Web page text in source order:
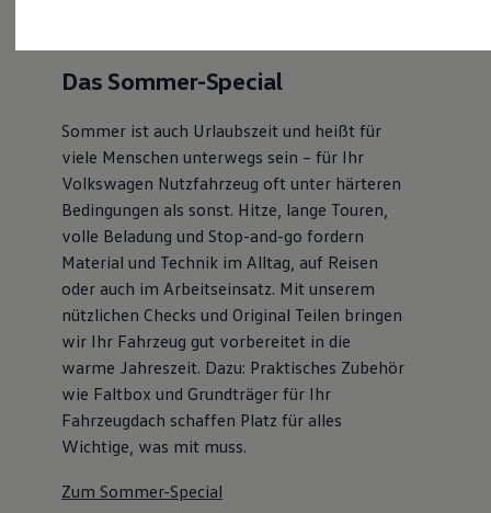
Kostensimulator
Mehr zum ID. Buzz
California Welt
California Club
California Magazin & Ratgeber
Vanlife
Ratgeber
Routen & Reisen
California Reisen & Erlebnisse
California App
California Lifestyle & Zubehör
Übernachten im California
Marke
Unternehmen
Karriere
Karriere im Unternehmen
Karriere im Autohaus
Nachhaltigkeit
Kunden
Gesellschaft
Natur
Events
Das Sommer-Special
Sommer ist auch Urlaubszeit und heißt für
viele Menschen unterwegs sein – für Ihr
Volkswagen Nutzfahrzeug oft unter härteren
Bedingungen als sonst. Hitze, lange Touren,
volle Beladung und Stop-and-go fordern
Material und Technik im Alltag, auf Reisen
oder auch im Arbeitseinsatz. Mit unserem
nützlichen Checks und Original Teilen bringen
wir Ihr Fahrzeug gut vorbereitet in die
warme Jahreszeit. Dazu: Praktisches Zubehör
wie Faltbox und Grundträger für Ihr
Fahrzeugdach schaffen Platz für alles
Wichtige, was mit muss.
Zum Sommer-Special